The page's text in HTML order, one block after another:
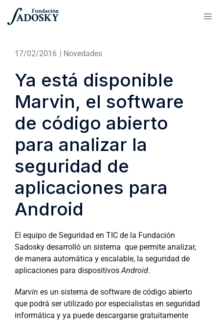
17/02/2016 | Novedades
Ya está disponible
Marvin, el software
de código abierto
para analizar la
seguridad de
aplicaciones para
Android
El equipo de Seguridad en TIC de la Fundación
Sadosky desarrolló un sistema que permite analizar,
de manera automática y escalable, la seguridad de
aplicaciones para dispositivosAndroid.
Marvin es un sistema de software de código abierto
que podrá ser utilizado por especialistas en seguridad
informática y ya puede descargarse gratuitamente